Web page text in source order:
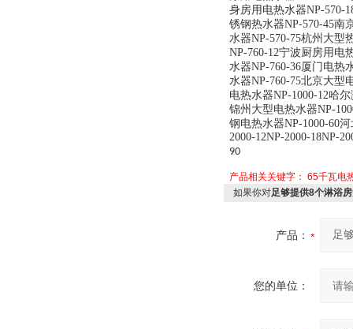
身房用电热水器NP-570-
锈钢热水器NP-570-45南
水器NP-570-75杭州大型
NP-760-12宁波厨房用电
水器NP-760-36厦门电热
水器NP-760-75北京大型
电热水器NP-1000-12哈
锦州大型电热水器NP-
钢电热水器NP-1000-60
2000-12NP-2000-18NP-
90
产品相关关键字： 65千瓦电
如果你对足够提供8个淋浴
产品：
您的单位：